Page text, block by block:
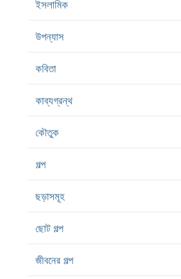
ইসলামিক
উপন্যাস
কবিতা
কাব্যগ্রন্থ
কৌতুক
গল্প
ছড়াসমূহ
ছোট গল্প
জীবনের গল্প